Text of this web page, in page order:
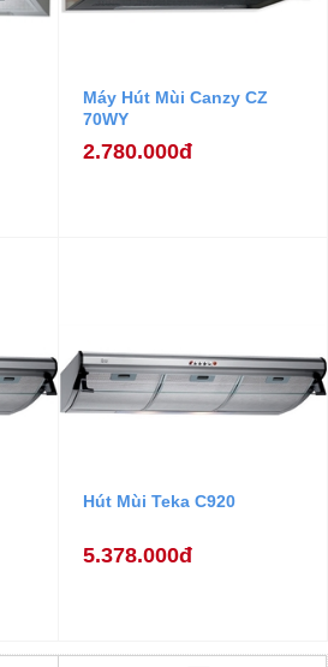
Máy Hút Mùi Canzy CZ
70WY
2.780.000đ
Hút Mùi Teka C920
5.378.000đ